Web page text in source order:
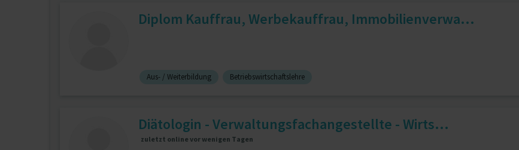
Diplom Kauffrau, Werbekauffrau, Immobilienverwa...
Aus- / Weiterbildung Betriebswirtschaftslehre
Diätologin - Verwaltungsfachangestellte - Wirts...
zuletzt online vor wenigen Tagen